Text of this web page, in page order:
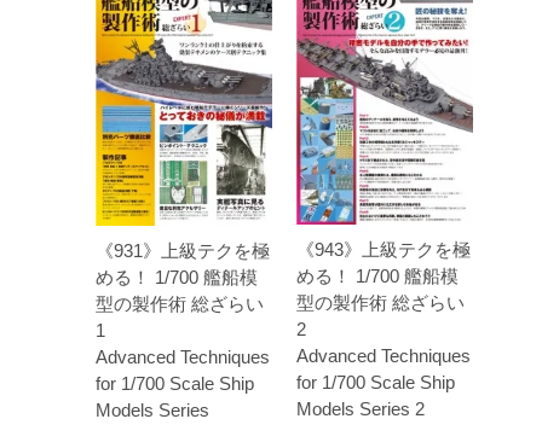
《931》上級テクを極
める！ 1/700 艦船模
型の製作術 総ざらい
1
Advanced Techniques
for 1/700 Scale Ship
Models Series
《943》上級テクを極
める！ 1/700 艦船模
型の製作術 総ざらい
2
Advanced Techniques
for 1/700 Scale Ship
Models Series 2